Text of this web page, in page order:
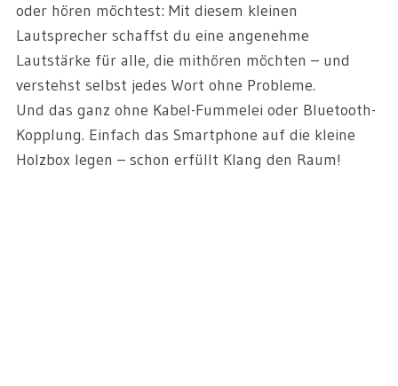
oder hören möchtest: Mit diesem kleinen
Lautsprecher schaffst du eine angenehme
Lautstärke für alle, die mithören möchten – und
verstehst selbst jedes Wort ohne Probleme.
Und das ganz ohne Kabel-Fummelei oder Bluetooth-
Kopplung. Einfach das Smartphone auf die kleine
Holzbox legen – schon erfüllt Klang den Raum!